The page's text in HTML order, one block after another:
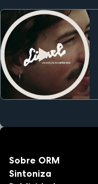
Sobre ORM
Sintoniza